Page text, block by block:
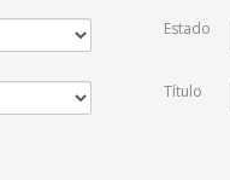
Estado
Título